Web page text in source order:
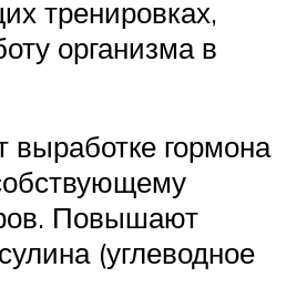
тренировках,
организма в
выработке гормона
Повышают
(углеводное